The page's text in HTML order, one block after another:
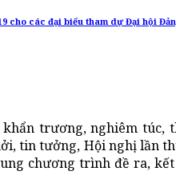
cho các đại biểu tham dự Đại hội
trương, nghiêm túc,
tin tưởng, Hội nghị lần
chương trình đề ra,